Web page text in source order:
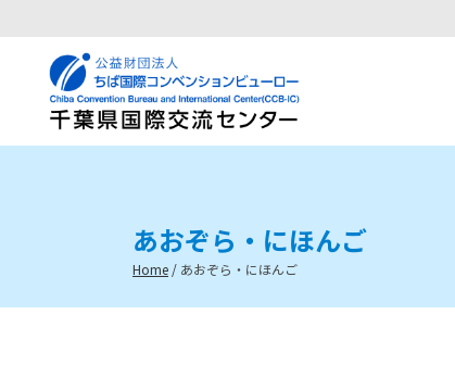
あおぞら・にほんご
Home / あおぞら・にほんご